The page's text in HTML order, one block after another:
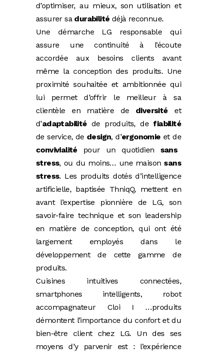
d’optimiser, au mieux, son utilisation et
assurer sa durabilité déjà reconnue.
Une démarche LG responsable qui
assure une continuité à l’écoute
accordée aux besoins clients avant
même la conception des produits. Une
proximité souhaitée et ambitionnée qui
lui permet d’offrir le meilleur à sa
clientèle en matière de diversité et
d’adaptabilité de produits, defiabilité
de service, de design, d’ergonomieet de
convivialité pour un quotidien sans
stress, ou du moins… une maison sans
stress. Les produits dotés d’intelligence
artificielle, baptisée ThniqQ, mettent en
avant l’expertise pionnière de LG, son
savoir-faire technique et son leadership
en matière de conception, qui ont été
largement employés dans le
développement de cette gamme de
produits.
Cuisines intuitives connectées,
smartphones intelligents, robot
accompagnateur Cloi I …produits
démontent l’importance du confort et du
bien-être client chez LG. Un des ses
moyens d’y parvenir est : l’expérience